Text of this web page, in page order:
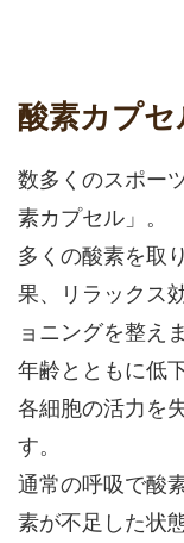
酸素カプセ
数多くのスポー
素カプセル」。
多くの酸素を取
果、リラックス
ョニングを整え
年齢とともに低
各細胞の活力を
す。
通常の呼吸で酸
素が不足した状